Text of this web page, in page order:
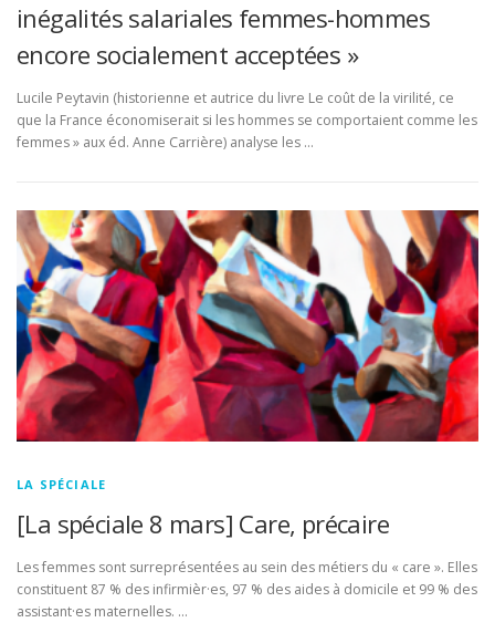
inégalités salariales femmes-hommes
encore socialement acceptées »
Lucile Peytavin (historienne et autrice du livre Le coût de la virilité, ce
que la France économiserait si les hommes se comportaient comme les
femmes » aux éd. Anne Carrière) analyse les …
LA SPÉCIALE
[La spéciale 8 mars] Care, précaire
Les femmes sont surreprésentées au sein des métiers du « care ». Elles
constituent 87 % des infirmièr·es, 97 % des aides à domicile et 99 % des
assistant·es maternelles. …